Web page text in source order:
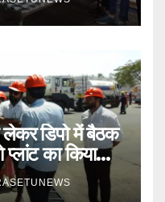
डिपो में बैठक
का किया